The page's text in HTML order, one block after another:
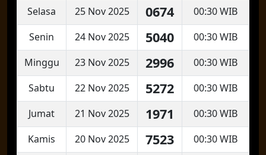
Selasa
25 Nov 2025 0674
00:30 WIB
Senin
24 Nov 2025 5040
00:30 WIB
Minggu
23 Nov 2025 2996
00:30 WIB
Sabtu
22 Nov 2025 5272
00:30 WIB
Jumat
21 Nov 2025 1971
00:30 WIB
Kamis
20 Nov 2025 7523
00:30 WIB